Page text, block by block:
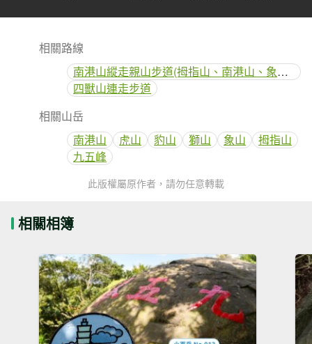
相關路線
南港山縱走親山步道(拇指山、南港山、象山、九五峰)
四獸山連走步道
相關山岳
南港山
虎山 豹山 獅山 象山
拇指山
九五峰
此版權屬原作者，請勿任意轉載
相關相簿